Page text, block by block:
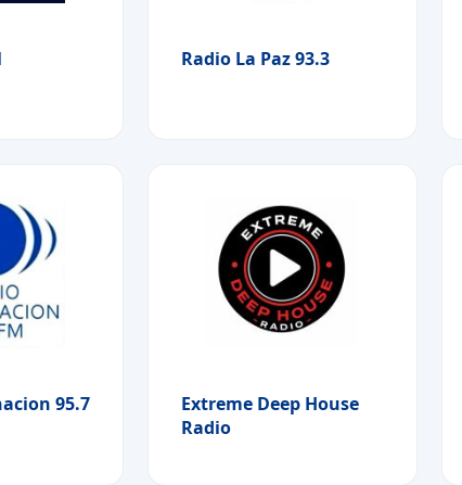
Radio La Paz 93.3
95.7
Extreme Deep House
Radio